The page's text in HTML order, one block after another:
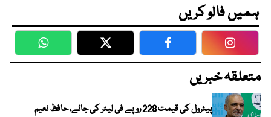
ہمیں فالو کریں
WhatsApp Twitter Facebook
متعلقہ خبریں
پیٹرول کی قیمت 228 روپے فی لیٹر کی جائے، حافظ نعیم